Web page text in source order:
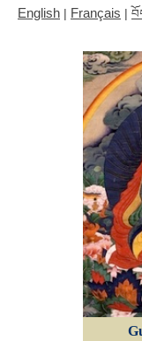
English | Français |